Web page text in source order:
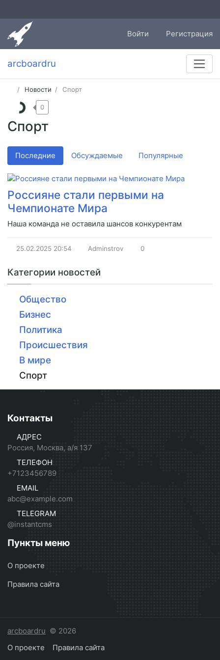
Войти Регистрация
arcboardru
Новости Спорт
Спорт
0
Последние Обсуждаемые Популярные
Россияне стали первыми на
Чемпионате Мира
Наша команда не оставила шансов конкурентам
25.02.2025 20:54 Adminstrov 0
Категории новостей
Общество
Бизнес
Политика
Происшествия
В мире
Спорт
Контакты
АДРЕС
Россия, Москва, а/я 137
ТЕЛЕФОН
+7123456789
EMAIL
abc@example.com
TELEGRAM
@instantcms
Пункты меню
О проекте
Правила сайта
arcboardru © 2026
О проекте
Правила сайта